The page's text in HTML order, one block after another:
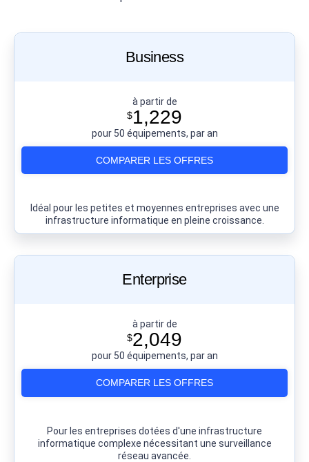
Business
à partir de
$1,229
pour 50 équipements, par an
COMPARER LES OFFRES
Idéal pour les petites et moyennes entreprises avec une
infrastructure informatique en pleine croissance.
Enterprise
à partir de
$2,049
pour 50 équipements, par an
COMPARER LES OFFRES
Pour les entreprises dotées d'une infrastructure
informatique complexe nécessitant une surveillance
réseau avancée.